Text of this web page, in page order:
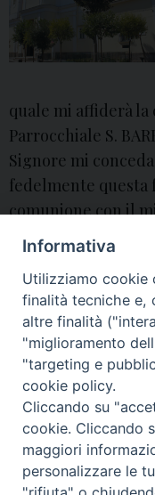
quale mi affiderà
Parrocchiale S.
Signore mi
fedelmente
comunione con il
parola di Dio,
testimoniando la
« Pagina precedente
© 2018
Informativa
Utilizziamo cookie
finalità tecniche e,
altre finalità
"miglioramento
"targeting e
cookie policy.
Cliccando su
cookie. Cliccando
maggiori
personalizzare le